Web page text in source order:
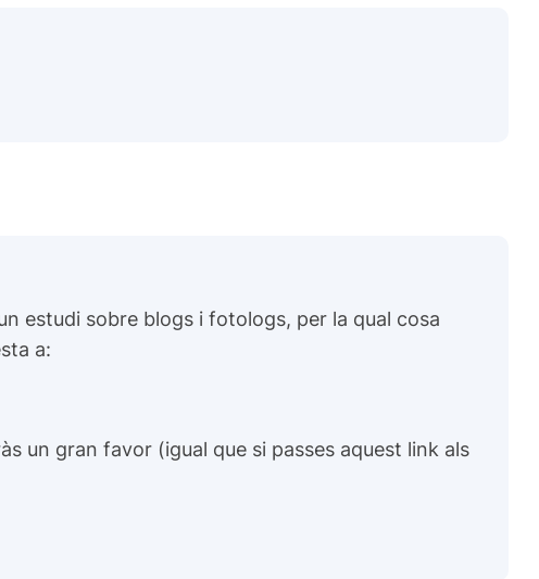
estudi sobre blogs i fotologs, per la qual cosa
a:
un gran favor (igual que si passes aquest link als